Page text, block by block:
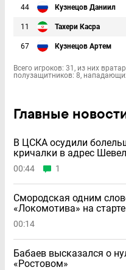
44 Кузнецов Даниил
11 Тахери Касра
67 Кузнецов Артем
Всего игроков: 31, из них
полузащитников: 8,
Главные
В ЦСКА осудили
кричалки в адрес
00:44 1
Смородская одним
«Локомотива» на
00:14
Бабаев высказался о
«Ростовом»